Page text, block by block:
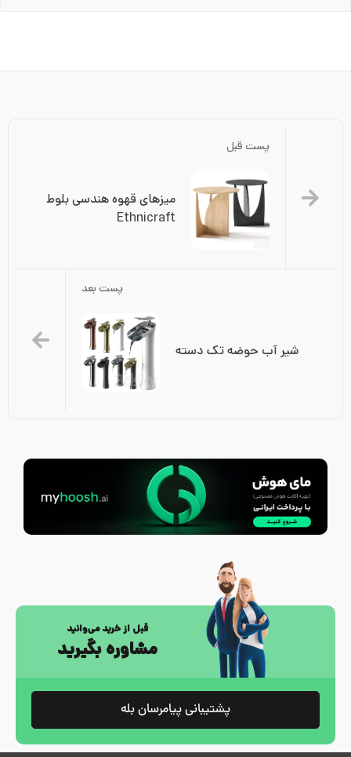
پست قبل
Ethnicraft
پست بعد
شیر آب حوضه تک دسته
قبل از خرید می‌وانید
مشاوره بگیرید
پشتیبانی پیامرسان بله